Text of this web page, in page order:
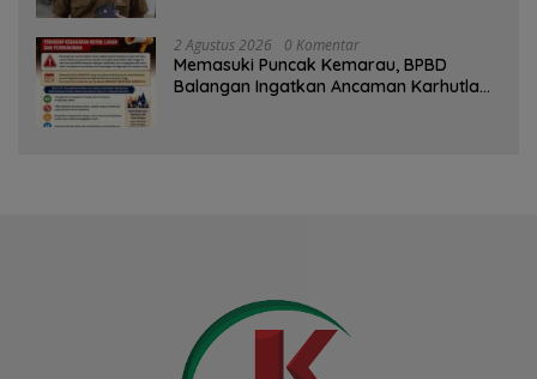
2 Agustus 2026 0 Komentar
Memasuki Puncak Kemarau, BPBD
Balangan Ingatkan Ancaman Karhutla